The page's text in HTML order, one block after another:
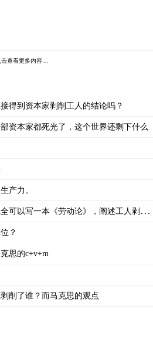
击查看更多内容…
得到资本家剥削工人的结论吗？
资本家都死光了，这个世界还剩下什么
产力。
可以写一本《劳动论》，阐述工人剥削
？
思的c+v+m
削了谁？而马克思的观点